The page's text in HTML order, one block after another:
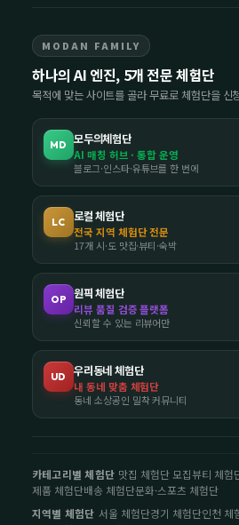
MODAN FAMILY
하나의 AI 엔진, 5개 전문 체험단
목적에 맞는 사이트를 골라 무료로 체험단을 신
MD 모두의체험단
AI 매칭 허브 · 통합 운영
블로그·인스타·유튜브를 한 번에
LC 로컬 체험단
전국 지역 체험단 전문
17개 시·도 맛집·뷰티·숙박
OP 원픽 체험단
리뷰 품질 검증 플랫폼
신뢰할 수 있는 리뷰어만
UD 우리동네 체험단
내 동네 맞춤 체험단
동네 소상공인 밀착 커뮤니티
카테고리별 체험단 맛집 체험단 모집뷰티 체험
제품 체험단배송 체험단문화·스포츠 체험단
지역별 체험단 서울 체험단경기 체험단인천 체